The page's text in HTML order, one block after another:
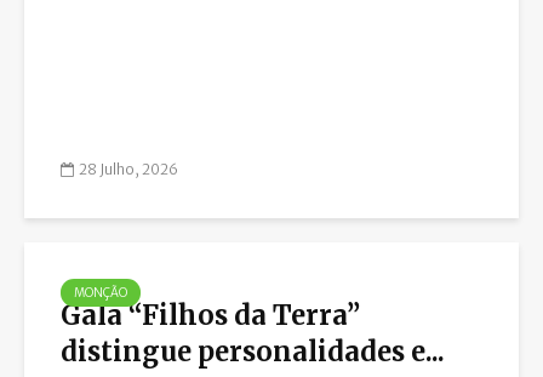
28 Julho, 2026
MONÇÃO
Gala “Filhos da Terra”
distingue personalidades e...